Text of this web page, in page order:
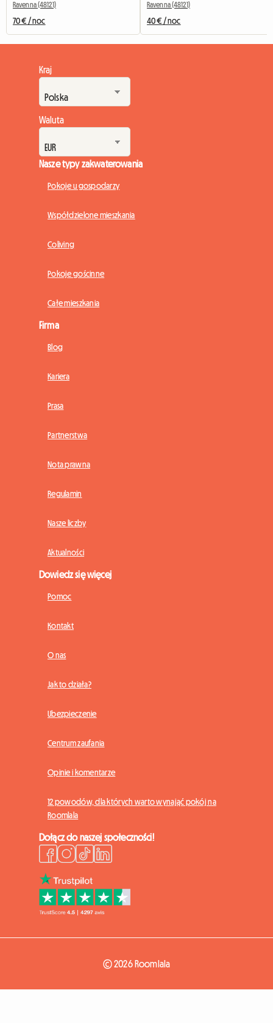
Ravenna (48121)
70 € / noc
Ravenna (48121)
40 € / noc
Kraj
Waluta
Nasze typy zakwaterowania
Pokoje u gospodarzy
Współdzielone mieszkania
Coliving
Pokoje gościnne
Całe mieszkania
Firma
Blog
Kariera
Prasa
Partnerstwa
Nota prawna
Regulamin
Nasze liczby
Aktualności
Dowiedz się więcej
Pomoc
Kontakt
O nas
Jak to działa?
Ubezpieczenie
Centrum zaufania
Opinie i komentarze
12 powodów, dla których warto wynająć pokój na
Roomlala
Dołącz do naszej społeczności!
© 2026 Roomlala